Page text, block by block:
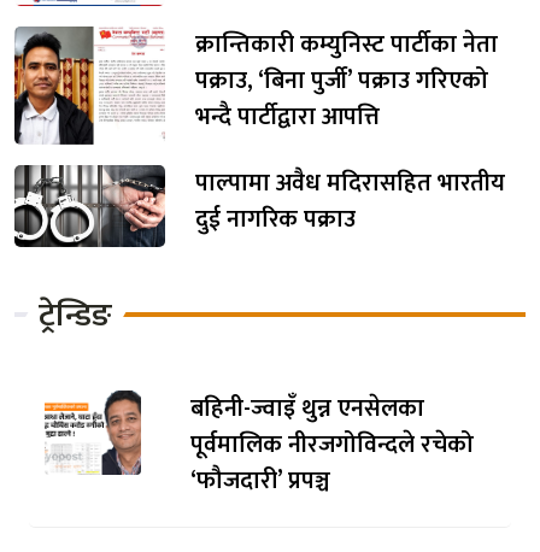
क्रान्तिकारी कम्युनिस्ट पार्टीका नेता
पक्राउ, ‘बिना पुर्जी’ पक्राउ गरिएको
भन्दै पार्टीद्वारा आपत्ति
पाल्पामा अवैध मदिरासहित भारतीय
दुई नागरिक पक्राउ
ट्रेन्डिङ
बहिनी-ज्वाइँ थुन्न एनसेलका
पूर्वमालिक नीरजगोविन्दले रचेको
‘फौजदारी’ प्रपञ्च